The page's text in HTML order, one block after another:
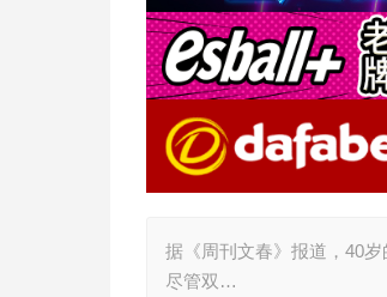
据《周刊文春》报道，40
尽管双…